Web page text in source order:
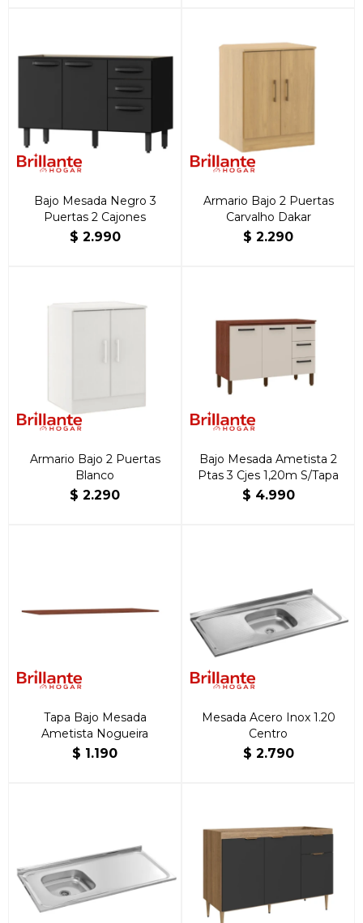
Bajo Mesada Negro 3
Puertas 2 Cajones
$ 2.990
Armario Bajo 2 Puertas
Carvalho Dakar
$ 2.290
Armario Bajo 2 Puertas
Blanco
$ 2.290
Bajo Mesada Ametista 2
Ptas 3 Cjes 1,20m S/Tapa
$ 4.990
Tapa Bajo Mesada
Ametista Nogueira
$ 1.190
Mesada Acero Inox 1.20
Centro
$ 2.790